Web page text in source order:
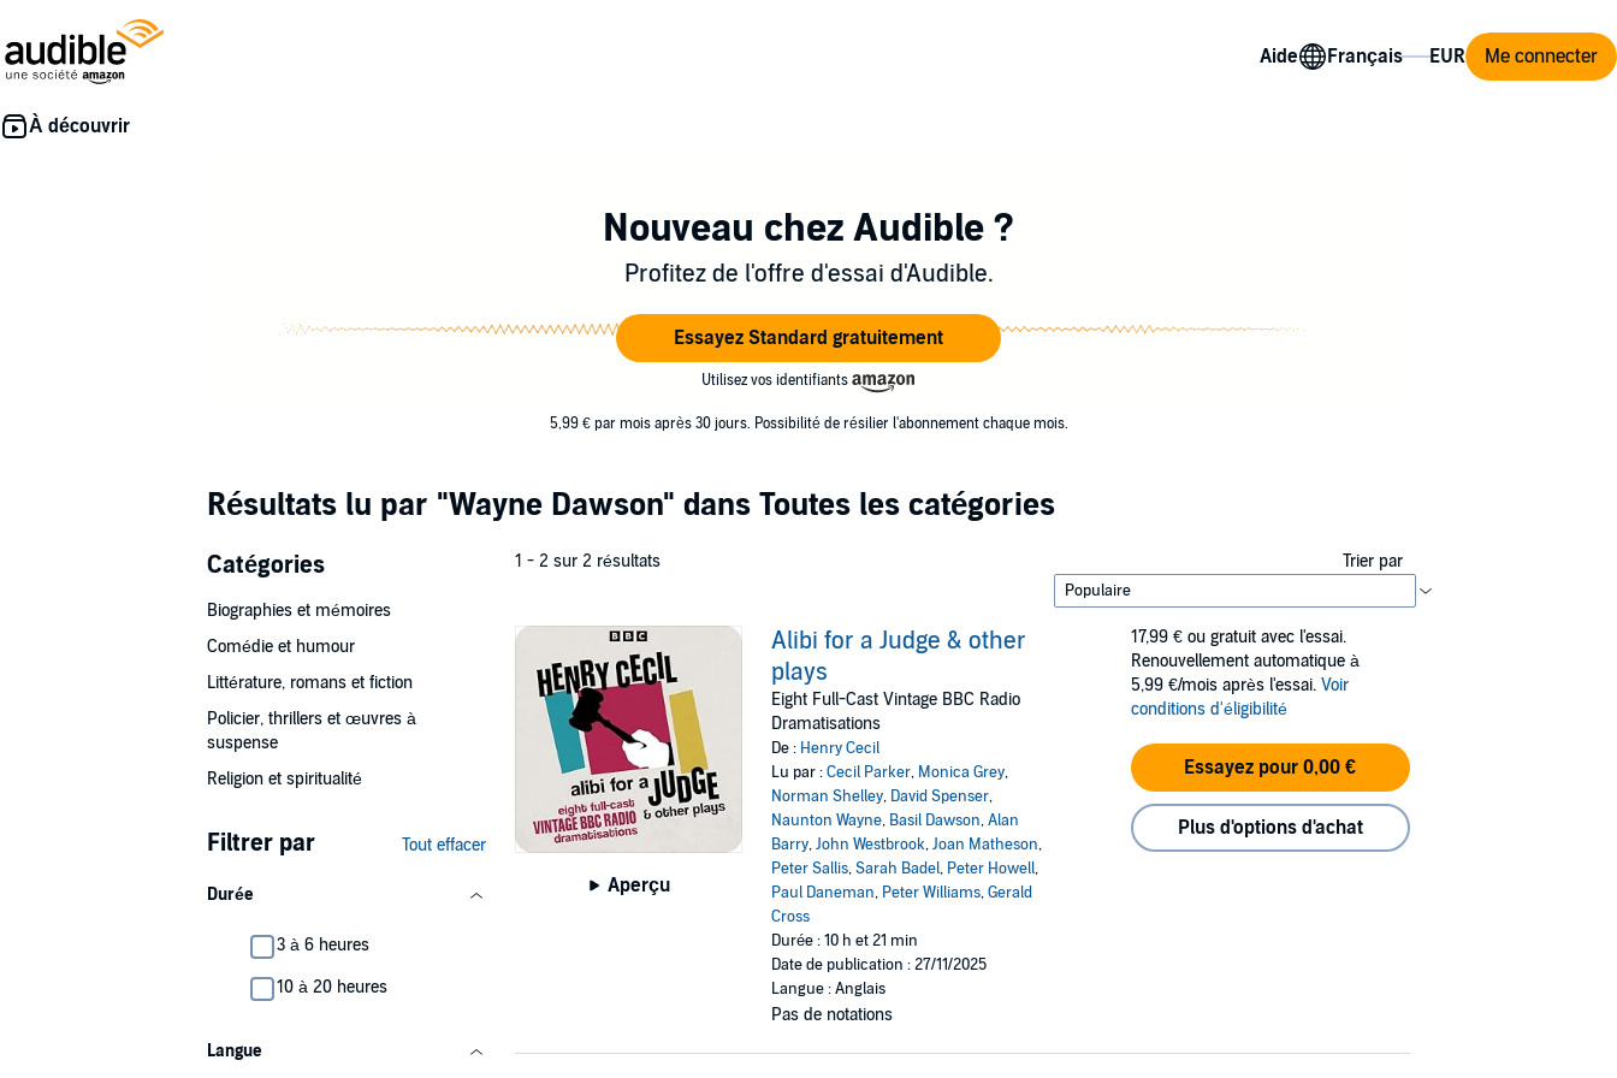
Aide Me connecter
Nouveau chez Audible ?
Profitez de l'offre d'essai d'Audible.
Essayez Standard gratuitement
Utilisez vos identifiants
5,99 € par mois après 30 jours. Possibilité de résilier l'abonnement chaque mois.
Résultats lu par "Wayne Dawson" dans Toutes les catégories
Catégories
Biographies et mémoires
Comédie et humour
Littérature, romans et fiction
Policier, thrillers et œuvres à
suspense
Religion et spiritualité
Filtrer par Tout effacer
Durée
3 à 6 heures
10 à 20 heures
Langue
1 - 2 sur 2 résultats Trier par
Aperçu
Alibi for a Judge & other
plays
Eight Full-Cast Vintage BBC Radio
Dramatisations
De : Henry Cecil
Lu par :Cecil Parker, Monica Grey,
Norman Shelley, David Spenser,
Naunton Wayne, Basil Dawson,Alan
Barry,John Westbrook,Joan Matheson,
Peter Sallis,Sarah Badel, Peter Howell,
Paul Daneman, Peter Williams,Gerald
Cross
Durée : 10 h et 21 min
Date de publication : 27/11/2025
Langue : Anglais
Pas de notations
17,99 € ou gratuit avec l'essai.
Renouvellement automatique à
5,99 €/mois après l'essai. Voir
conditions d'éligibilité
Essayez pour 0,00 €
Plus d'options d'achat